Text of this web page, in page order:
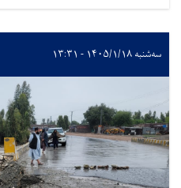
سه‌شنبه ۱۴۰۵/۱/۱۸ - ۱۳:۳۱